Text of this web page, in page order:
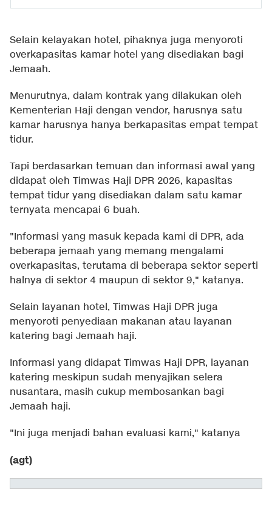
Selain kelayakan hotel, pihaknya juga menyoroti
overkapasitas kamar hotel yang disediakan bagi
Jemaah.
Menurutnya, dalam kontrak yang dilakukan oleh
Kementerian Haji dengan vendor, harusnya satu
kamar harusnya hanya berkapasitas empat tempat
tidur.
Tapi berdasarkan temuan dan informasi awal yang
didapat oleh Timwas Haji DPR 2026, kapasitas
tempat tidur yang disediakan dalam satu kamar
ternyata mencapai 6 buah.
"Informasi yang masuk kepada kami di DPR, ada
beberapa jemaah yang memang mengalami
overkapasitas, terutama di beberapa sektor seperti
halnya di sektor 4 maupun di sektor 9," katanya.
Selain layanan hotel, Timwas Haji DPR juga
menyoroti penyediaan makanan atau layanan
katering bagi Jemaah haji.
Informasi yang didapat Timwas Haji DPR, layanan
katering meskipun sudah menyajikan selera
nusantara, masih cukup membosankan bagi
Jemaah haji.
"Ini juga menjadi bahan evaluasi kami," katanya
(agt)